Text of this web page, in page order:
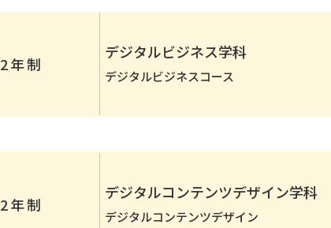
2年制
デジタルビジネス学科
デジタルビジネスコース
2年制
デジタルコンテンツデザイン学科
デジタルコンテンツデザイン